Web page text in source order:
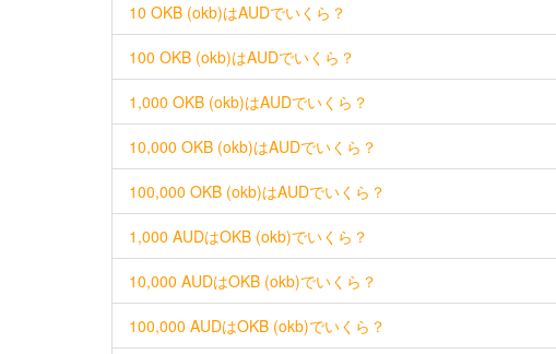
10 OKB (okb)はAUDでいくら？
100 OKB (okb)はAUDでいくら？
1,000 OKB (okb)はAUDでいくら？
10,000 OKB (okb)はAUDでいくら？
100,000 OKB (okb)はAUDでいくら？
1,000 AUDはOKB (okb)でいくら？
10,000 AUDはOKB (okb)でいくら？
100,000 AUDはOKB (okb)でいくら？